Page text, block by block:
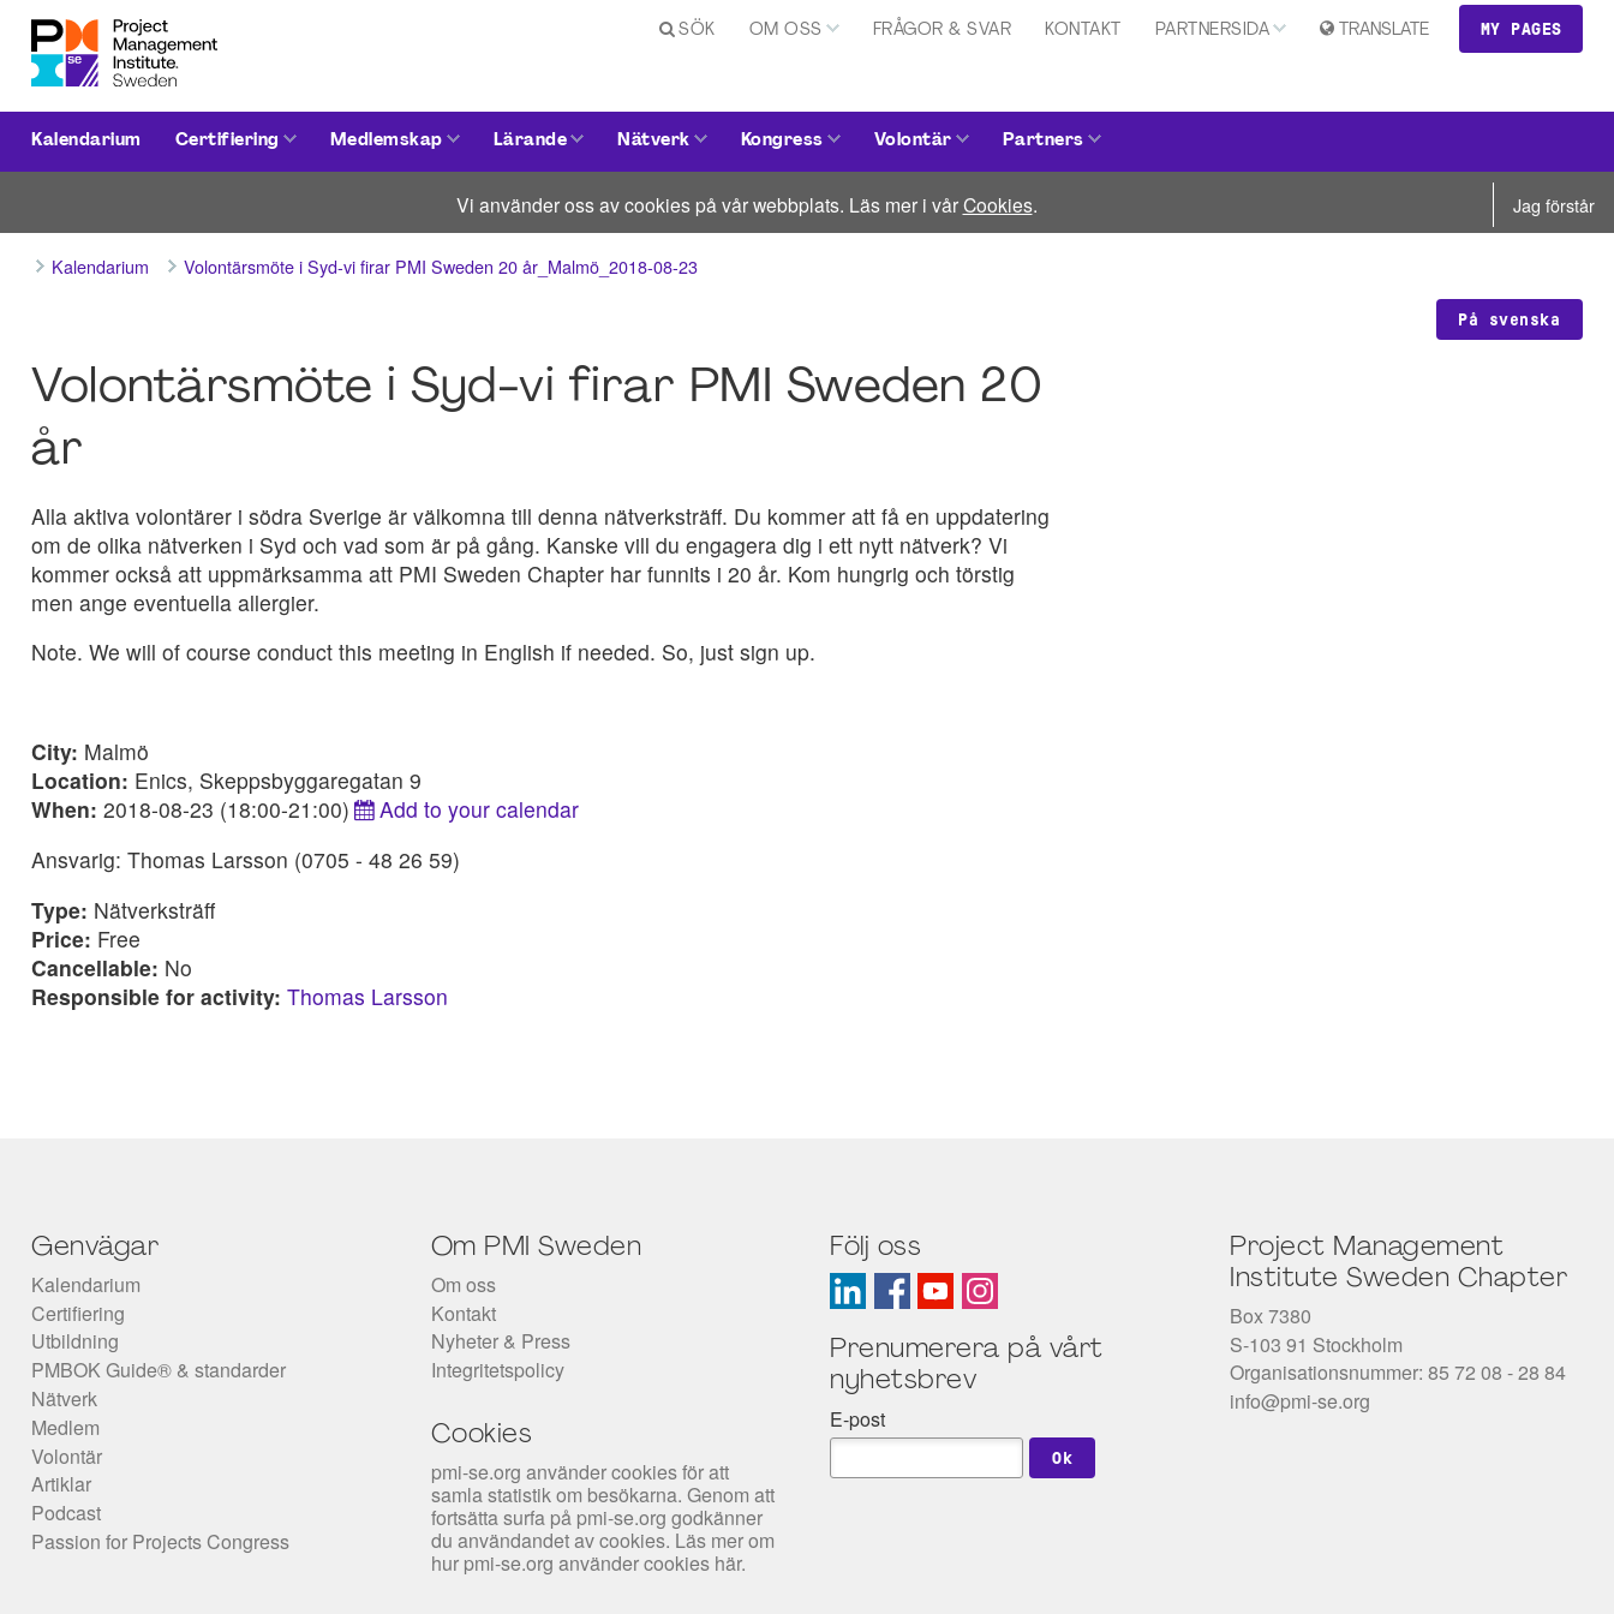
MY PAGES
TRANSLATE
SÖK OM OSS FRÅGOR & SVAR KONTAKT PARTNERSIDA
Kalendarium Certifiering Medlemskap Lärande Nätverk Kongress Volontär Partners
Vi använder oss av cookies på vår webbplats. Läs mer i vårCookies. Jag förstår
Kalendarium Volontärsmöte i Syd-vi firar PMI Sweden 20 år_Malmö_2018-08-23
På svenska
Volontärsmöte i Syd-vi firar PMI Sweden 20
år
Alla aktiva volontärer i södra Sverige är välkomna till denna nätverksträff. Du kommer att få en uppdatering
om de olika nätverken i Syd och vad som är på gång. Kanske vill du engagera dig i ett nytt nätverk? Vi
kommer också att uppmärksamma att PMI Sweden Chapter har funnits i 20 år. Kom hungrig och törstig
men ange eventuella allergier.
Note. We will of course conduct this meeting in English if needed. So, just sign up.
City: Malmö
Location: Enics, Skeppsbyggaregatan 9
When: 2018-08-23 (18:00-21:00)
Add to your calendar
Ansvarig: Thomas Larsson (0705 - 48 26 59)
Type: Nätverksträff
Price: Free
Cancellable: No
Responsible for activity: Thomas Larsson
Genvägar
Kalendarium
Certifiering
Utbildning
PMBOK Guide® & standarder
Nätverk
Medlem
Volontär
Artiklar
Podcast
Passion for Projects Congress
Om PMI Sweden
Om oss
Kontakt
Nyheter & Press
Integritetspolicy
Cookies
pmi-se.org använder cookies för att
samla statistik om besökarna. Genom att
fortsätta surfa på pmi-se.org godkänner
du användandet av cookies. Läs mer om
hur pmi-se.org använder cookies här.
Följ oss
Prenumerera på vårt
nyhetsbrev
E-post
Project Management
Institute Sweden Chapter
Box 7380
S-103 91 Stockholm
Organisationsnummer: 85 72 08 - 28 84
info@pmi-se.org